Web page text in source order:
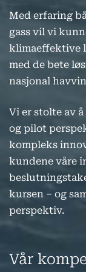
Med erfaring
gass vil vi
klimaeffektive
med de bete
nasjonal
Vi er stolte av
og pilot
kompleks
kundene våre
kursen – og
perspektiv.
Vår